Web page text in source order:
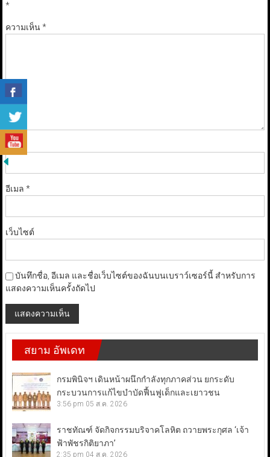
*
ความเห็น*
ชื่อ*
อีเมล *
เว็บไซต์
บันทึกชื่อ, อีเมล และชื่อเว็บไซต์ของฉันบนเบราว์เซอร์นี้ สำหรับการ
แสดงความเห็นครั้งถัดไป
สยาม อัพเดท
กรมพินิจฯ เดินหน้าผนึกกำลังทุกภาคส่วน ยกระดับ
กระบวนการแก้ไขบำบัดฟื้นฟูเด็กและเยาวชน
3:56 pm 05 ส.ค. 2026
ราชทัณฑ์ จัดกิจกรรมบริจาคโลหิต ถวายพระกุศล ‘เจ้า
ฟ้าพัชรกิติยาภา’
2:35 pm 04 ส.ค. 2026